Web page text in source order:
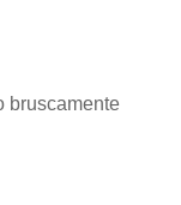
bruscamente